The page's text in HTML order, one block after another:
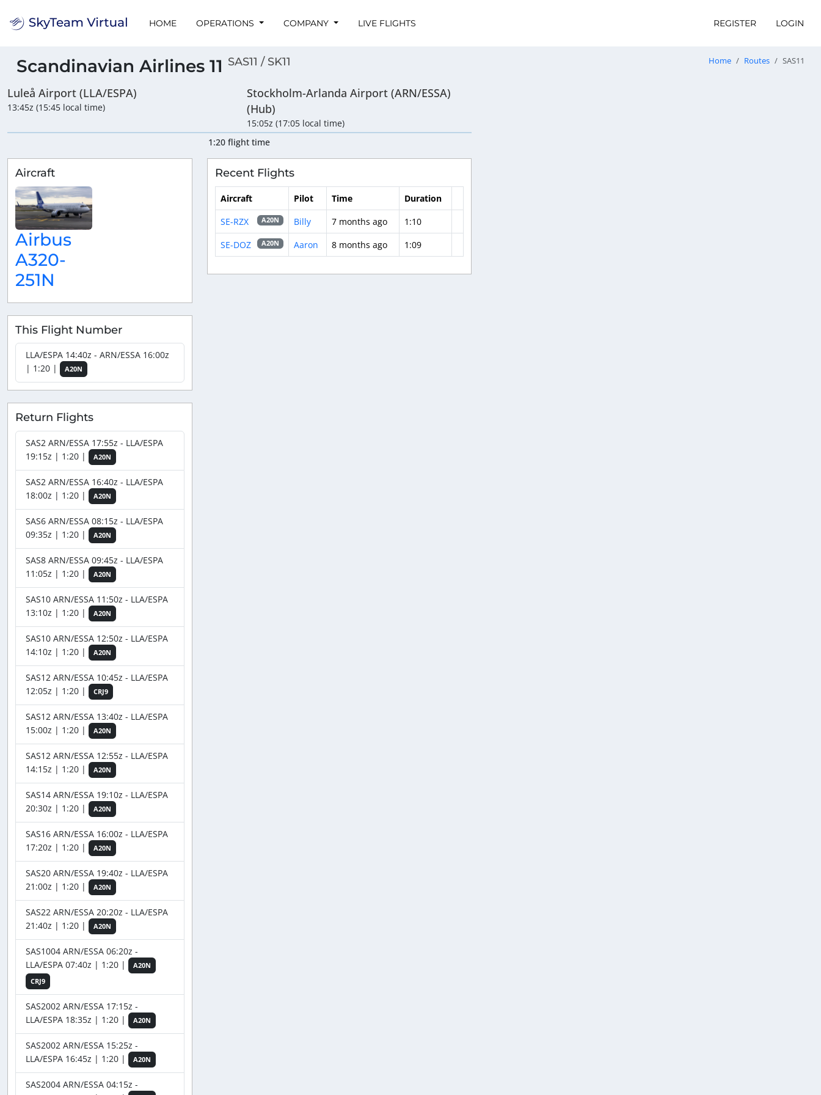
HOME OPERATIONS COMPANY LIVE FLIGHTS REGISTER LOGIN
Scandinavian Airlines 11 SAS11 / SK11 Home Routes SAS11
Luleå Airport (LLA/ESPA)
13:45z (15:45 local time)
Stockholm-Arlanda Airport (ARN/ESSA)
(Hub)
15:05z (17:05 local time)
1:20 flight time
Aircraft
Airbus
A320-
251N
This Flight Number
LLA/ESPA 14:40z - ARN/ESSA 16:00z
| 1:20 |
A20N
Return Flights
SAS2 ARN/ESSA 17:55z - LLA/ESPA
19:15z | 1:20 |
A20N
SAS2 ARN/ESSA 16:40z - LLA/ESPA
18:00z | 1:20 |
A20N
SAS6 ARN/ESSA 08:15z - LLA/ESPA
09:35z | 1:20 |
A20N
SAS8 ARN/ESSA 09:45z - LLA/ESPA
11:05z | 1:20 |
A20N
SAS10 ARN/ESSA 11:50z - LLA/ESPA
13:10z | 1:20 |
A20N
SAS10 ARN/ESSA 12:50z - LLA/ESPA
14:10z | 1:20 |
A20N
SAS12 ARN/ESSA 10:45z - LLA/ESPA
12:05z | 1:20 |
CRJ9
SAS12 ARN/ESSA 13:40z - LLA/ESPA
15:00z | 1:20 |
A20N
SAS12 ARN/ESSA 12:55z - LLA/ESPA
14:15z | 1:20 |
A20N
SAS14 ARN/ESSA 19:10z - LLA/ESPA
20:30z | 1:20 |
A20N
SAS16 ARN/ESSA 16:00z - LLA/ESPA
17:20z | 1:20 |
A20N
SAS20 ARN/ESSA 19:40z - LLA/ESPA
21:00z | 1:20 |
A20N
SAS22 ARN/ESSA 20:20z - LLA/ESPA
21:40z | 1:20 |
A20N
SAS1004 ARN/ESSA 06:20z -
LLA/ESPA 07:40z | 1:20 |
A20N
CRJ9
SAS2002 ARN/ESSA 17:15z -
LLA/ESPA 18:35z | 1:20 |
A20N
SAS2002 ARN/ESSA 15:25z -
LLA/ESPA 16:45z | 1:20 |
A20N
SAS2004 ARN/ESSA 04:15z -
Recent Flights
Aircraft Pilot Time
Duration
SE-RZX
A20N Billy 7 months ago
1:10
SE-DOZ
A20N Aaron 8 months ago 1:09